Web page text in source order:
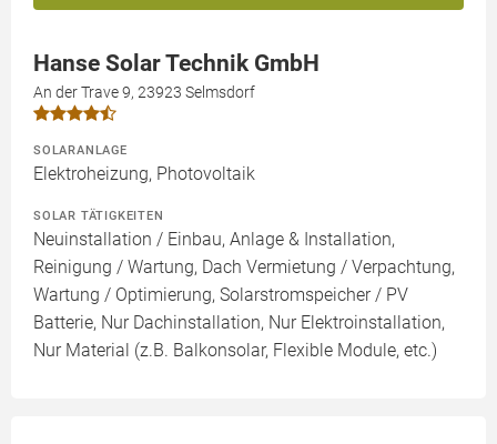
Hanse Solar Technik GmbH
An der Trave 9, 23923 Selmsdorf
SOLARANLAGE
Elektroheizung, Photovoltaik
SOLAR TÄTIGKEITEN
Neuinstallation / Einbau, Anlage & Installation,
Reinigung / Wartung, Dach Vermietung / Verpachtung,
Wartung / Optimierung, Solarstromspeicher / PV
Batterie, Nur Dachinstallation, Nur Elektroinstallation,
Nur Material (z.B. Balkonsolar, Flexible Module, etc.)